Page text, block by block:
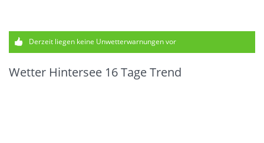
Derzeit liegen keine Unwetterwarnungen vor
Wetter Hintersee 16 Tage Trend